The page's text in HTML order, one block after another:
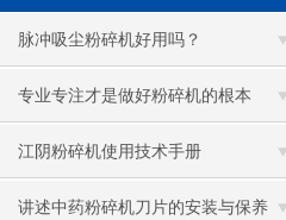
脉冲吸尘粉碎机好用吗？
专业专注才是做好粉碎机的根本
江阴粉碎机使用技术手册
讲述中药粉碎机刀片的安装与保养